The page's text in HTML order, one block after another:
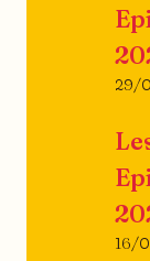
29/
16/